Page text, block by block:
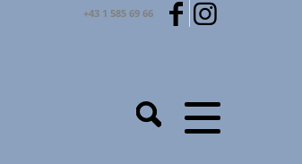
+43 1 585 69 66